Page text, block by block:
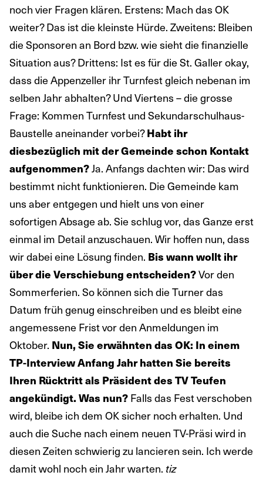
noch vier Fragen klären. Erstens: Mach das OK
weiter? Das ist die kleinste Hürde. Zweitens: Bleiben
die Sponsoren an Bord bzw. wie sieht die finanzielle
Situation aus? Drittens: Ist es für die St. Galler okay,
dass die Appenzeller ihr Turnfest gleich nebenan im
selben Jahr abhalten? Und Viertens – die grosse
Frage: Kommen Turnfest und Sekundarschulhaus-
Baustelle aneinander vorbei?Habt ihr
diesbezüglich mit der Gemeinde schon Kontakt
aufgenommen?Ja. Anfangs dachten wir: Das wird
bestimmt nicht funktionieren. Die Gemeinde kam
uns aber entgegen und hielt uns von einer
sofortigen Absage ab. Sie schlug vor, das Ganze erst
einmal im Detail anzuschauen. Wir hoffen nun, dass
wir dabei eine Lösung finden. Bis wann wollt ihr
über die Verschiebung entscheiden?Vor den
Sommerferien. So können sich die Turner das
Datum früh genug einschreiben und es bleibt eine
angemessene Frist vor den Anmeldungen im
Oktober. Nun, Sie erwähnten das OK: In einem
TP-Interview Anfang Jahr hatten Sie bereits
Ihren Rücktritt als Präsident des TV Teufen
angekündigt. Was nun?Falls das Fest verschoben
wird, bleibe ich dem OK sicher noch erhalten. Und
auch die Suche nach einem neuen TV-Präsi wird in
diesen Zeiten schwierig zu lancieren sein. Ich werde
damit wohl noch ein Jahr warten. tiz